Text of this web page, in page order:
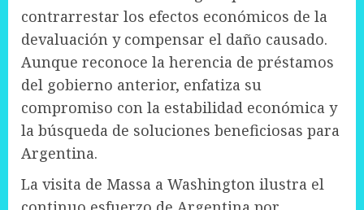
contrarrestar los efectos económicos de la
devaluación y compensar el daño causado.
Aunque reconoce la herencia de préstamos
del gobierno anterior, enfatiza su
compromiso con la estabilidad económica y
la búsqueda de soluciones beneficiosas para
Argentina.
La visita de Massa a Washington ilustra el